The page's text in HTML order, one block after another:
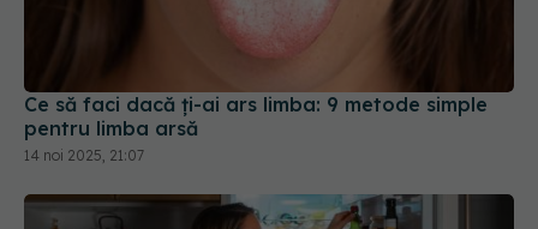
Ce să faci dacă ți-ai ars limba: 9 metode simple
pentru limba arsă
14 noi 2025, 21:07